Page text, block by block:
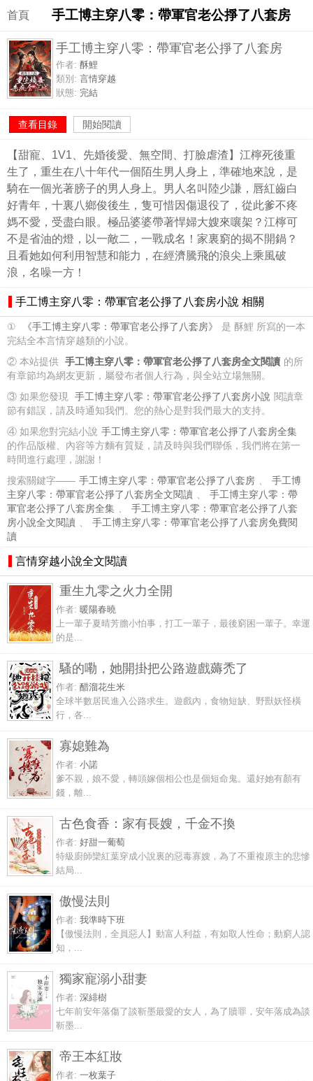
首頁 手工博主穿八零：帶軍官老公掙了八套房
手工博主穿八零：帶軍官老公掙了八套房
作者: 酥鯉
類別: 言情穿越
狀態: 完結
查看目錄 開始閱讀
【甜寵、1V1、先婚後愛、無空間、打臉虐渣】江檸死後重
生了，重生在八十年代一個陌生男人身上，準確地來說，是
騎在一個光著膀子的男人身上。男人名叫陸少謙，唇紅齒白
好青年，十裏八鄉俊後生，隻可惜因傷退役了，從此爹不疼
媽不愛，受盡白眼。極品婆婆帶著悍婦大嫂來嚷架？江檸可
不是省油的燈，以一敵二，一戰成名！家裏窮的揭不開鍋？
且看她如何利用智慧和能力，在經濟騰飛的浪尖上乘風破
浪，名噪一方！
手工博主穿八零：帶軍官老公掙了八套房小說 相關
① 《手工博主穿八零：帶軍官老公掙了八套房》
是 酥鯉 所寫的一本
完結全本言情穿越類的小說。
② 本站提供 手工博主穿八零：帶軍官老公掙了八套房全文閱讀 的所
有章節均為網友更新，屬發布者個人行為，與全站立場無關。
③ 如果您發現 手工博主穿八零：帶軍官老公掙了八套房小說 閱讀章
節有錯誤，請及時通知我們。您的熱心是對我們最大的支持。
④ 如果您對完結小說 手工博主穿八零：帶軍官老公掙了八套房全集
的作品版權、內容等方麵有質疑，請及時與我們聯係，我們將在第一
時間進行處理，謝謝！
搜索關鍵字—— 手工博主穿八零：帶軍官老公掙了八套房 、
手工博
主穿八零：帶軍官老公掙了八套房全文閱讀 、
手工博主穿八零：帶
軍官老公掙了八套房全集 、
手工博主穿八零：帶軍官老公掙了八套
房小說全文閱讀 、
手工博主穿八零：帶軍官老公掙了八套房免費閱
讀
言情穿越小說全文閱讀
重生九零之火力全開
作者: 暖陽春曉
上一輩子夏晴芳膽小怕事，打工一輩子，最後窮困一輩子。幸運
的是...
騷的嘞，她開掛把公路遊戲薅禿了
作者: 醋溜花生米
全球半數居民進入公路求生。遊戲內，食物短缺、野獸妖怪橫
行，各...
寡媳難為
作者: 小諾
爹不親，娘不愛，轉頭嫁個相公也是個短命鬼。還好她有顏有
錢，離...
古色食香：家有長嫂，千金不換
作者: 好甜一葡萄
特級廚師欒紅葉穿成小說裏的惡毒寡嫂，為了不重複原主的悲慘
結局...
傲慢法則
作者: 我準時下班
【傲慢法則，全員惡人】動富人利益，有如取人性命；動窮人認
知，...
獨家寵溺小甜妻
作者: 深緋樹
七年前安年落傷了談靳墨最愛的女人，為了贖罪，安年落成為談
靳墨...
帝王本紅妝
作者: 一枚葉子